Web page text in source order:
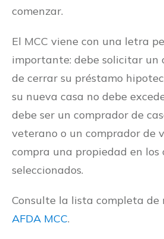
comenzar.
El MCC viene con una letra
importante: debe solicitar un
de cerrar su préstamo
su nueva casa no debe
debe ser un comprador de
veterano o un comprador de
compra una propiedad en los
seleccionados.
Consulte la lista completa de
AFDA MCC.